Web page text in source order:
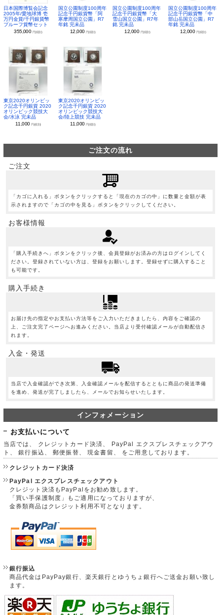
日本国際博覧会記念
2005年/愛地球博 壱
万円金貨/千円銀貨幣
プルーフ貨幣セット
355,000 円(税別)
国立公園制度100周年
記念千円銀貨幣「阿
寒摩周国立公園」R7
年銘 完未品
12,000 円(税別)
国立公園制度100周年
記念千円銀貨幣「大
雪山国立公園」R7年
銘 完未品
12,000 円(税別)
国立公園制度100周年
記念千円銀貨幣「中
部山岳国立公園」R7
年銘 完未品
12,000 円(税別)
東京2020オリンピッ
ク記念千円銀貨 2020
オリンピック競技大
会/水泳 完未品
11,000円(税別)
東京2020オリンピッ
ク記念千円銀貨 2020
オリンピック競技大
会/陸上競技 完未品
11,000 円(税別)
ご注文の流れ
ご注文
「カゴに入れる」ボタンをクリックすると「現在のカゴの中」に数量と金額が表
示されますので「カゴの中を見る」ボタンをクリックしてください。
お客様情報
「購入手続きへ」ボタンをクリック後、会員登録がお済みの方はログインしてく
ださい。登録されていない方は、登録をお願いします。登録せずに購入すること
も可能です。
購入手続き
お届け先の指定やお支払い方法等をご入力いただきましたら、内容をご確認の
上、ご注文完了ページへお進みください。当店より受付確認メールが自動配信さ
れます。
入金・発送
当店で入金確認ができ次第、入金確認メールを配信するとともに商品の発送準備
を進め、発送が完了しましたら、メールでお知らせいたします。
インフォメーション
お支払いについて
当店では、 クレジットカード決済、 PayPal エクスプレスチェックアウ
ト、 銀行振込、 郵便振替、 現金書留、 をご用意しております。
クレジットカード決済
PayPal エクスプレスチェックアウト
クレジット決済もPayPalをお勧め致します。
「買い手保護制度」もご適用になっておりますが、
金券類商品はクレジット利用不可となります。
銀行振込
商品代金はPayPay銀行、楽天銀行とゆうちょ銀行へご送金お願い致し
ます。